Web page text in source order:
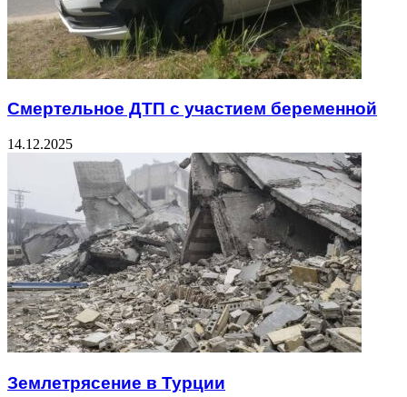
Смертельное ДТП с участием беременной
14.12.2025
Землетрясение в Турции